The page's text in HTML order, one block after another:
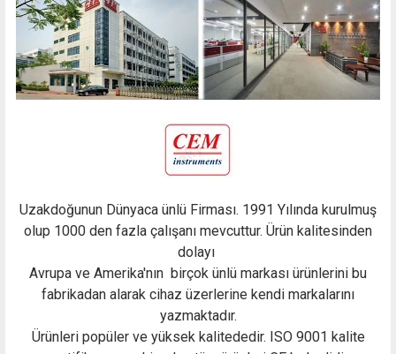
Uzakdoğunun Dünyaca ünlü Firması. 1991 Yılında kurulmuş
olup 1000 den fazla çalışanı mevcuttur. Ürün kalitesinden
dolayı
Avrupa ve Amerika'nın birçok ünlü markası ürünlerini bu
fabrikadan alarak cihaz üzerlerine kendi markalarını
yazmaktadır.
Ürünleri popüler ve yüksek kalitededir. ISO 9001 kalite